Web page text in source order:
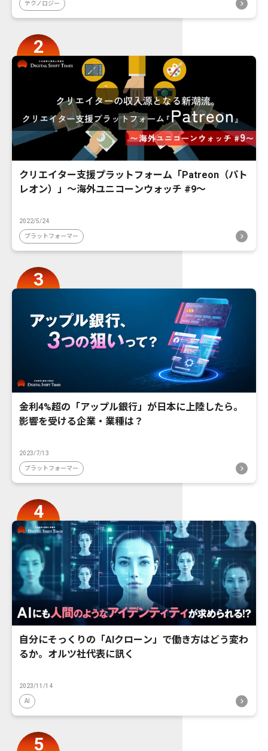
テクノロジー
クリエイター支援プラットフォーム「Patreon（パト
レオン）」〜海外ユニコーンウォッチ #9〜
2022/5/24
プラットフォーマー
金利4%超の「アップル銀行」が日本に上陸したら。
影響を受ける企業・業種は？
2023/7/13
プラットフォーマー
自分にそっくりの「AIクローン」で働き方はどう変わ
るか。オルツ社代表に訊く
2023/11/14
AI